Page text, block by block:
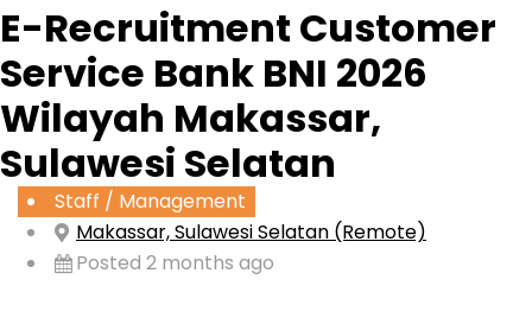
E-Recruitment Customer
Service Bank BNI 2026
Wilayah Makassar,
Sulawesi Selatan
Staff / Management
Makassar, Sulawesi Selatan (Remote)
Posted 2 months ago